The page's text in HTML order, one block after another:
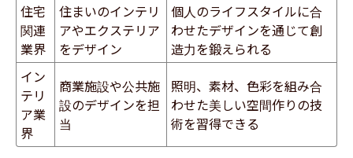
住宅
関連
業界
住まいのインテリ
アやエクステリア
をデザイン
個人のライフスタイルに合
わせたデザインを通じて創
造力を鍛えられる
イン
テリ
ア業
界
商業施設や公共施
設のデザインを担
当
照明、素材、色彩を組み合
わせた美しい空間作りの技
術を習得できる